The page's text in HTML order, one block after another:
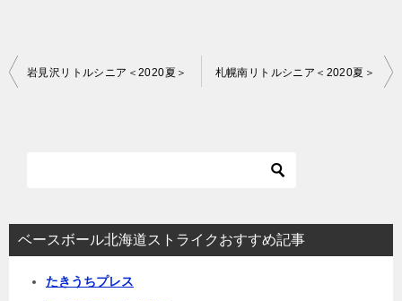
投
シ
岩見沢リトルシニア＜2020夏＞ 札幌南リトルシニア＜2020夏＞
ベースボール北海道ストライクおすすめ記事
たきうちプレス